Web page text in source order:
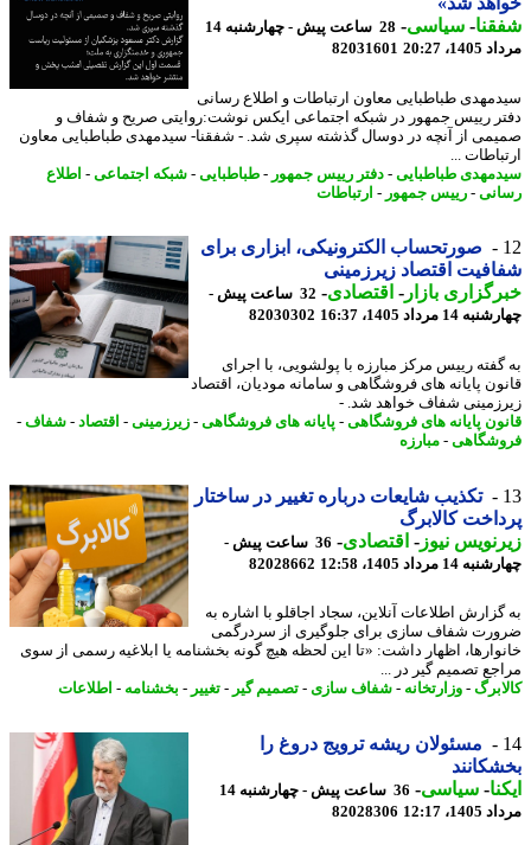
-سیاسی-
28 ساعت پیش - چهارشنبه 14
20:27
82031601
طباطبایی معاون ارتباطات و اطلاع رسانی
رییس جمهور در شبکه اجتماعی ایکس نوشت:روایتی صریح و شفاف و
از آنچه در دوسال گذشته سپری شد. - شفقنا- سیدمهدی طباطبایی معاون
...
طباطبایی-دفتر رییس جمهور-طباطبایی-شبکه اجتماعی-اطلاع
-رییس جمهور-ارتباطات
صورتحساب الکترونیکی، ابزاری برای
اقتصاد زیرزمینی
بازار- اقتصادی-
32 ساعت پیش -
مرداد 1405، 16:37
82030302
رییس مرکز مبارزه با پولشویی، با اجرای
پایانه های فروشگاهی و سامانه مودیان، اقتصاد
شفاف خواهد شد. -
پایانه های فروشگاهی-پایانه های فروشگاهی-زیرزمینی-اقتصاد-شفاف-
-مبارزه
تکذیب شایعات درباره تغییر در ساختار
کالابرگ
نیوز-اقتصادی-
36 ساعت پیش -
مرداد 1405، 12:58
82028662
اطلاعات آنلاین، سجاد اجاقلو با اشاره به
شفاف سازی برای جلوگیری از سردرگمی
اظهار داشت: «تا این لحظه هیچ گونه بخشنامه یا ابلاغیه رسمی از سوی
تصمیم گیر در ...
- وزارتخانه-شفاف سازی- تصمیم گیر-تغییر-بخشنامه-اطلاعات
مسئولان ریشه ترویج دروغ را
-سیاسی-
36 ساعت پیش - چهارشنبه 14
12:17
82028306